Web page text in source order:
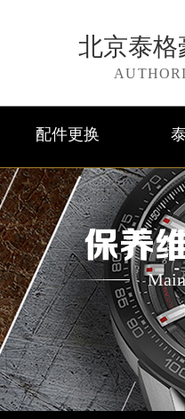
北京泰格
配件更换
保养
服务网络优化升级公告